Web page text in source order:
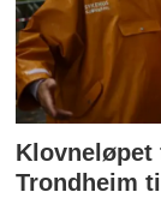
Klovneløpet
Trondheim